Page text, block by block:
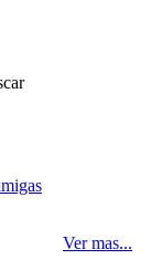
Ver mas...